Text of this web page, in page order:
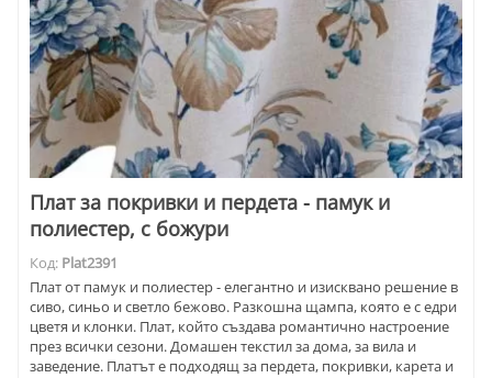
Плат за покривки и пердета - памук и
полиестер, с божури
Код: Plat2391
Плат от памук и полиестер - елегантно и изисквано решение в
сиво, синьо и светло бежово. Разкошна щампа, която е с едри
цветя и клонки. Плат, който създава романтично настроение
през всички сезони. Домашен текстил за дома, за вила и
заведение. Платът е подходящ за пердета, покривки, карета и